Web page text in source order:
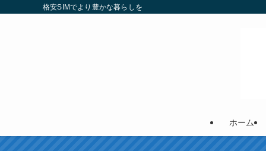
格安SIMでより豊かな暮らしを
ホーム